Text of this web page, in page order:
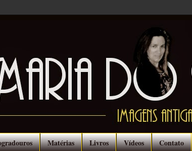
Matérias Livros Vídeos Contato